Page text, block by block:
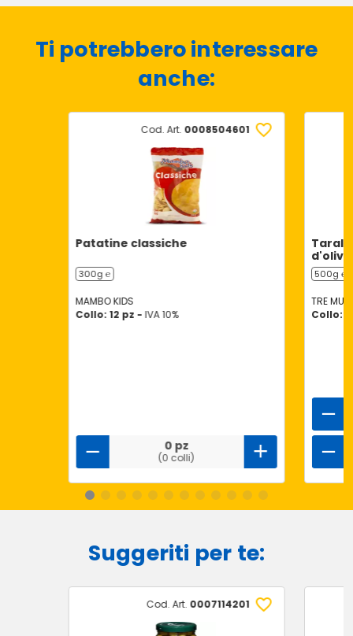
Ti potrebbero interessare
anche:
Cod. Art. 0008504601
Patatine classiche
300g ℮
MAMBO KIDS
Collo: 12 pz - IVA 10%
0 pz
(0 colli)
Taralli
d'oliva
500g ℮
TRE
Collo:
Suggeriti per te:
Cod. Art. 0007114201